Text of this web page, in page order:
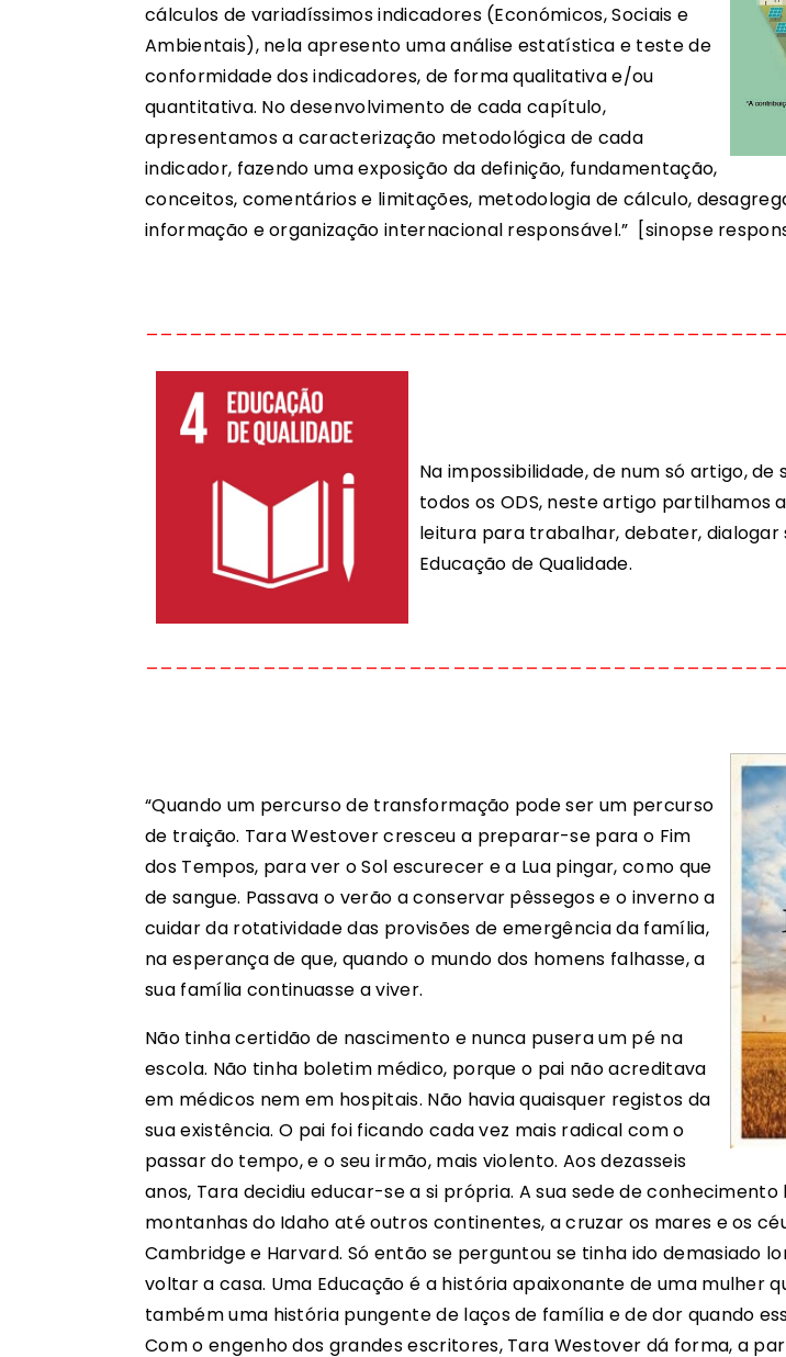
cálcu­los de variadíssimos indicadores (Económicos, Sociais e
Ambientais), nela apresento uma análise estatística e teste de
conformidade dos indicadores, de forma qualitativa e/ou
quantitativa. No desenvolvimento de cada capítu­lo,
apresentamos a caracterização metodológica de cada
indicador, fazen­do uma exposição da definição, fundamentação,
conceitos, comentários e limitações, metodologia de cálculo,
informação e organização internacional responsável.” [sinopse
Na impossibilidade, de num só artigo,
todos os ODS, neste artigo partilhamos
leitura para trabalhar, debater, dialogar
Educação de Qualidade.
“Quando um percurso de transformação pode ser um percurso
de traição. Tara Westover cresceu a preparar-se para o Fim
dos Tempos, para ver o Sol escurecer e a Lua pingar, como que
de sangue. Passava o verão a conservar pêssegos e o inverno a
cuidar da rotatividade das provisões de emergência da família,
na esperança de que, quando o mundo dos homens falhasse, a
sua família continuasse a viver.
Não tinha certidão de nascimento e nunca pusera um pé na
escola. Não tinha boletim médico, porque o pai não acreditava
em médicos nem em hospitais. Não havia quaisquer registos da
sua existência. O pai foi ficando cada vez mais radical com o
passar do tempo, e o seu irmão, mais violento. Aos dezasseis
anos, Tara decidiu educar-se a si própria. A sua sede de
montanhas do Idaho até outros continentes, a cruzar os mares e os
Cambridge e Harvard. Só então se perguntou se tinha ido demasiado
voltar a casa. Uma Educação é a história apaixonante de uma mulher
também uma história pungente de laços de família e de dor quando
Com o engenho dos grandes escritores, Tara Westover dá forma, a